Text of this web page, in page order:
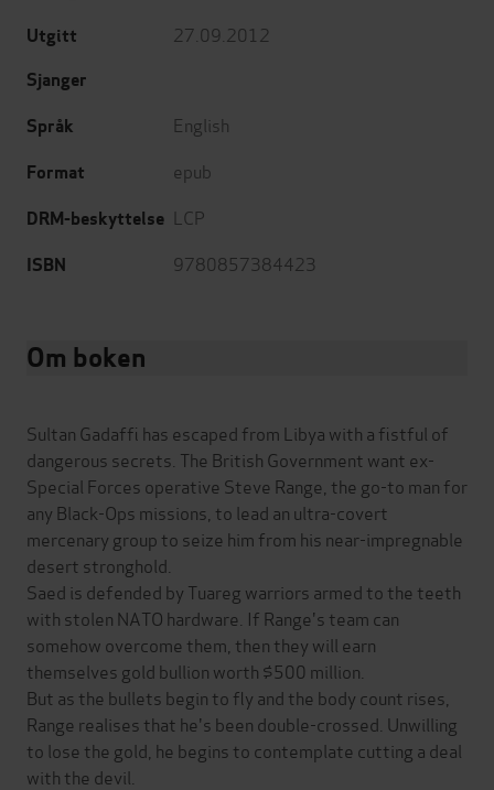
Utgitt 27.09.2012
Sjanger
Språk
English
Format epub
DRM-beskyttelse LCP
ISBN 9780857384423
Om boken
Sultan Gadaffi has escaped from Libya with a fistful of
dangerous secrets. The British Government want ex-
Special Forces operative Steve Range, the go-to man for
any Black-Ops missions, to lead an ultra-covert
mercenary group to seize him from his near-impregnable
desert stronghold.
Saed is defended by Tuareg warriors armed to the teeth
with stolen NATO hardware. If Range's team can
somehow overcome them, then they will earn
themselves gold bullion worth $500 million.
But as the bullets begin to fly and the body count rises,
Range realises that he's been double-crossed. Unwilling
to lose the gold, he begins to contemplate cutting a deal
with the devil.